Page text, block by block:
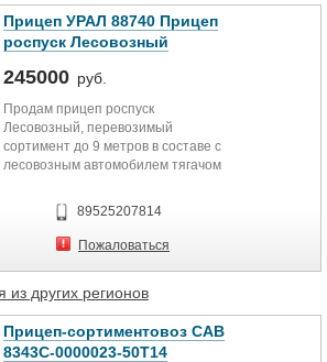
Прицеп УРАЛ 88740 Прицеп
роспуск Лесовозный
245000 руб.
Продам прицеп роспуск
Лесовозный, перевозимый
сортимент до 9 метров в составе с
лесовозным автомобилем тягачом
89525207814
Пожаловаться
из других регионов
Прицеп-сортиментовоз САВ
8343С-0000023-50Т14